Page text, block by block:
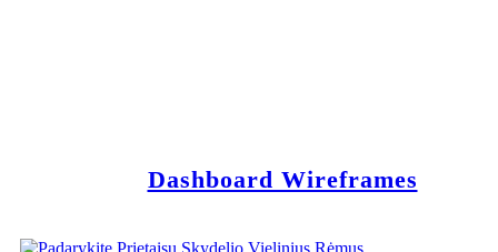
Dashboard Wireframes